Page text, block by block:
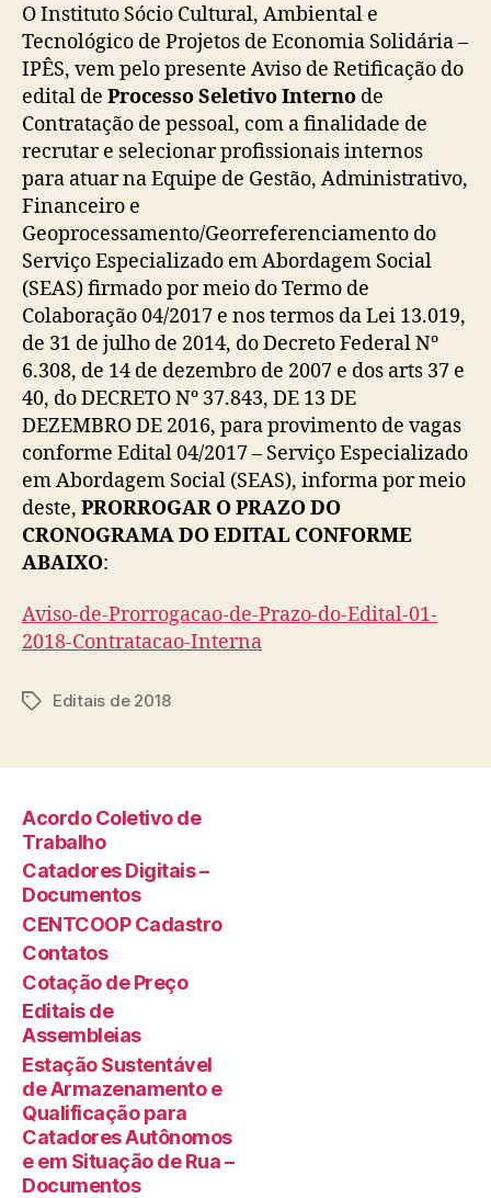
O Instituto Sócio Cultural, Ambiental e
Tecnológico de Projetos de Economia Solidária –
IPÊS, vem pelo presente Aviso de Retificação do
edital de Processo Seletivo Interno de
Contratação de pessoal, com a finalidade de
recrutar e selecionar profissionais internos
para atuar na Equipe de Gestão, Administrativo,
Financeiro e
Geoprocessamento/Georreferenciamento do
Serviço Especializado em Abordagem Social
(SEAS) firmado por meio do Termo de
Colaboração 04/2017 e nos termos da Lei 13.019,
de 31 de julho de 2014, do Decreto Federal Nº
6.308, de 14 de dezembro de 2007 e dos arts 37 e
40, do DECRETO Nº 37.843, DE 13 DE
DEZEMBRO DE 2016, para provimento de vagas
conforme Edital 04/2017 – Serviço Especializado
em Abordagem Social (SEAS), informa por meio
deste, PRORROGAR O PRAZO DO
CRONOGRAMA DO EDITAL CONFORME
ABAIXO:
Aviso-de-Prorrogacao-de-Prazo-do-Edital-01-
2018-Contratacao-Interna
TagsEditais de 2018
Acordo Coletivo de
Trabalho
Catadores Digitais –
Documentos
CENTCOOP Cadastro
Contatos
Cotação de Preço
Editais de
Assembleias
Estação Sustentável
de Armazenamento e
Qualificação para
Catadores Autônomos
e em Situação de Rua –
Documentos